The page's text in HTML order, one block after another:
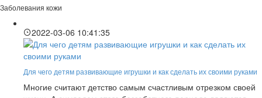
Заболевания кожи
2022-03-06 10:41:35
Для чего детям развивающие игрушки и как сделать их своими руками
Многие считают детство самым счастливым отрезком своей